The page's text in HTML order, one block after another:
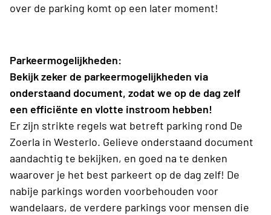
over de parking komt op een later moment!
Parkeermogelijkheden:
Bekijk zeker de parkeermogelijkheden via
onderstaand document, zodat we op de dag zelf
een efficiënte en vlotte instroom hebben!
Er zijn strikte regels wat betreft parking rond De
Zoerla in Westerlo. Gelieve onderstaand document
aandachtig te bekijken, en goed na te denken
waarover je het best parkeert op de dag zelf! De
nabije parkings worden voorbehouden voor
wandelaars, de verdere parkings voor mensen die